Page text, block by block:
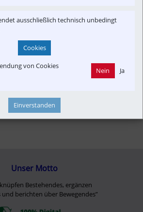
Portrait Time-Event Verkehrspolitik
Unser Motto
Bestehendes, ergänzen
und berichten über Bewegendes”
ausschließlich technisch unbedingt
Cookies
von Cookies
Nein Ja
Einverstanden